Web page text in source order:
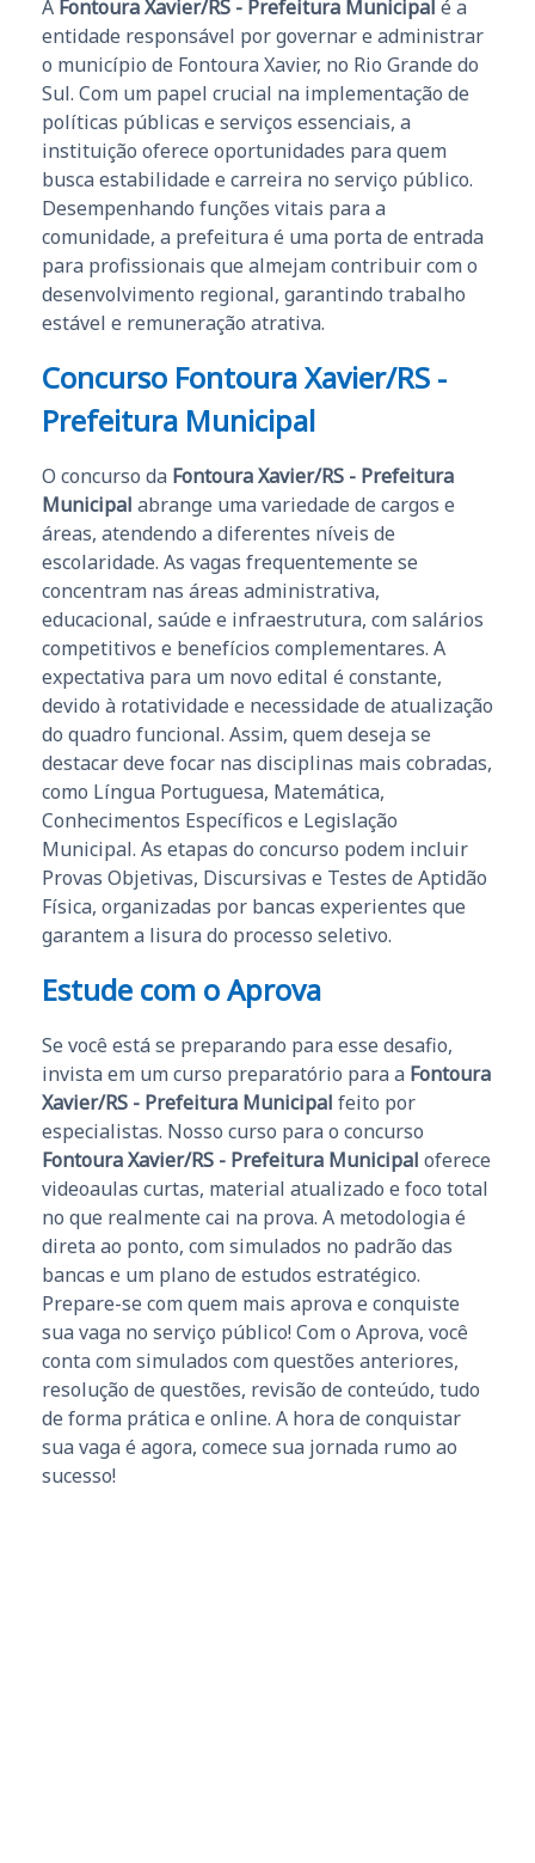
A Fontoura Xavier/RS - Prefeitura Municipal é a
entidade responsável por governar e administrar
o município de Fontoura Xavier, no Rio Grande do
Sul. Com um papel crucial na implementação de
políticas públicas e serviços essenciais, a
instituição oferece oportunidades para quem
busca estabilidade e carreira no serviço público.
Desempenhando funções vitais para a
comunidade, a prefeitura é uma porta de entrada
para profissionais que almejam contribuir com o
desenvolvimento regional, garantindo trabalho
estável e remuneração atrativa.
Concurso Fontoura Xavier/RS -
Prefeitura Municipal
O concurso da Fontoura Xavier/RS - Prefeitura
Municipal abrange uma variedade de cargos e
áreas, atendendo a diferentes níveis de
escolaridade. As vagas frequentemente se
concentram nas áreas administrativa,
educacional, saúde e infraestrutura, com salários
competitivos e benefícios complementares. A
expectativa para um novo edital é constante,
devido à rotatividade e necessidade de atualização
do quadro funcional. Assim, quem deseja se
destacar deve focar nas disciplinas mais cobradas,
como Língua Portuguesa, Matemática,
Conhecimentos Específicos e Legislação
Municipal. As etapas do concurso podem incluir
Provas Objetivas, Discursivas e Testes de Aptidão
Física, organizadas por bancas experientes que
garantem a lisura do processo seletivo.
Estude com o Aprova
Se você está se preparando para esse desafio,
invista em um curso preparatório para a Fontoura
Xavier/RS - Prefeitura Municipal feito por
especialistas. Nosso curso para o concurso
Fontoura Xavier/RS - Prefeitura Municipal oferece
videoaulas curtas, material atualizado e foco total
no que realmente cai na prova. A metodologia é
direta ao ponto, com simulados no padrão das
bancas e um plano de estudos estratégico.
Prepare-se com quem mais aprova e conquiste
sua vaga no serviço público! Com o Aprova, você
conta com simulados com questões anteriores,
resolução de questões, revisão de conteúdo, tudo
de forma prática e online. A hora de conquistar
sua vaga é agora, comece sua jornada rumo ao
sucesso!